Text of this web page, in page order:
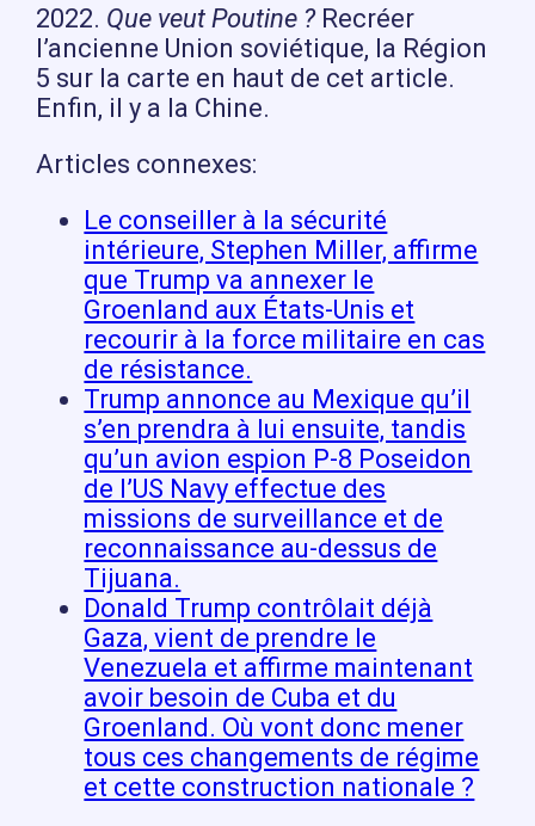
2022. Que veut Poutine ? Recréer
l’ancienne Union soviétique, la Région
5 sur la carte en haut de cet article.
Enfin, il y a la Chine.
Articles connexes:
Le conseiller à la sécurité
intérieure, Stephen Miller, affirme
que Trump va annexer le
Groenland aux États-Unis et
recourir à la force militaire en cas
de résistance.
Trump annonce au Mexique qu’il
s’en prendra à lui ensuite, tandis
qu’un avion espion P-8 Poseidon
de l’US Navy effectue des
missions de surveillance et de
reconnaissance au-dessus de
Tijuana.
Donald Trump contrôlait déjà
Gaza, vient de prendre le
Venezuela et affirme maintenant
avoir besoin de Cuba et du
Groenland. Où vont donc mener
tous ces changements de régime
et cette construction nationale ?